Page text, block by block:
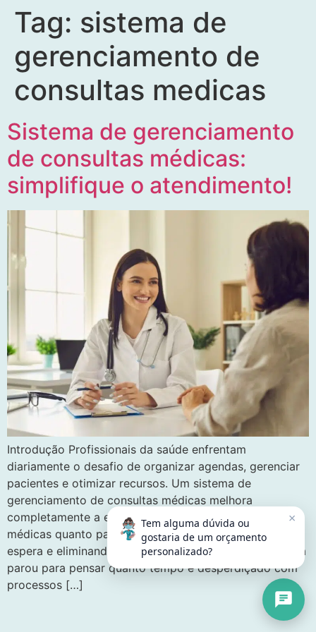
Tag: sistema de
gerenciamento de
consultas medicas
Sistema de gerenciamento
de consultas médicas:
simplifique o atendimento!
Introdução Profissionais da saúde enfrentam
diariamente o desafio de organizar agendas, gerenciar
pacientes e otimizar recursos. Um sistema de
gerenciamento de consultas médicas melhora
completamente a experiência tanto para equipes
médicas quanto para pacientes, reduzindo tempo de
espera e eliminando as falhas de comunicação. Você já
parou para pensar quanto tempo é desperdiçado com
processos […]
Tem alguma dúvida ou
gostaria de um orçamento
personalizado?
×